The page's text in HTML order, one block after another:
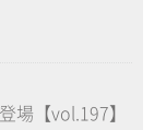
場【vol.197】